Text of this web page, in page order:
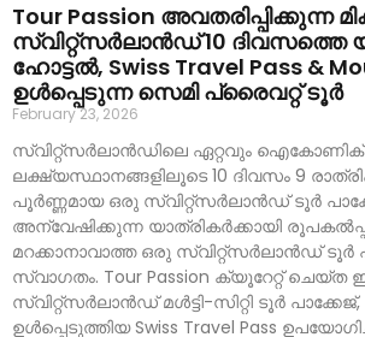
Tour Passion അവതരിപ്പിക്കുന്ന
സ്വിറ്റ്സർലാൻഡ് 10 ദിവസത്തെ
ഹോട്ടൽ, Swiss Travel Pass &
ഉൾപ്പെടുന്ന സെമി പ്രൈവറ്റ് ടൂർ
February 23, 2026
സ്വിറ്റ്സർലാൻഡിലെ ഏറ്റവും ഐകോണിക്
ലക്ഷ്യസ്ഥാനങ്ങളിലൂടെ 10 ദിവസം 9
പൂർണ്ണമായ ഒരു സ്വിറ്റ്സർലാൻഡ് ടൂർ
അന്വേഷിക്കുന്ന യാത്രികർക്കായി
മറക്കാനാവാത്ത ഒരു സ്വിറ്റ്സർലാൻഡ് ടൂർ
സ്വാഗതം. Tour Passion ക്യൂറേറ്റ് ചെയ്ത
സ്വിറ്റ്സർലാൻഡ് മൾട്ടി-സിറ്റി ടൂർ
ഉൾപ്പെടുത്തിയ Swiss Travel Pass